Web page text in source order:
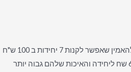
אני רוצה להגיד פשוט ואוו!! לא להאמין שאפשר לקנות 7 יחידות ב 100 ש"ח
רכשתי בקניון את אותו מוצר ב 65 שח ליחידה והאיכות שלהם גבוה יותר